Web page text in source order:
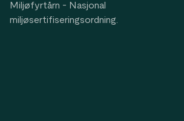
Miljøfyrtårn - Nasjonal
miljøsertifiseringsordning.